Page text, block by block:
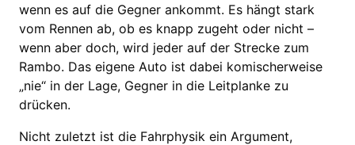
wenn es auf die Gegner ankommt. Es hängt stark
vom Rennen ab, ob es knapp zugeht oder nicht –
wenn aber doch, wird jeder auf der Strecke zum
Rambo. Das eigene Auto ist dabei komischerweise
„nie“ in der Lage, Gegner in die Leitplanke zu
drücken.
Nicht zuletzt ist die Fahrphysik ein Argument,